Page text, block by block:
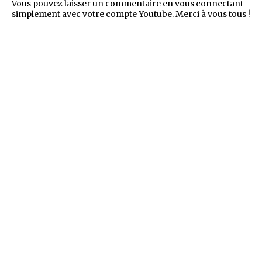
Vous pouvez laisser un commentaire en vous connectant
simplement avec votre compte Youtube. Merci à vous tous !